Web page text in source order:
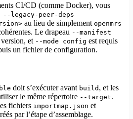
CI/CD (comme Docker), vous
--legacy-peer-deps
au lieu de simplement openmrs
Le drapeau --manifest
et --mode config est requis
un fichier de configuration.
doit s’exécuter avant build , et les
le même répertoire --target.
fichiers importmap.json et
par l’étape d’assemblage.